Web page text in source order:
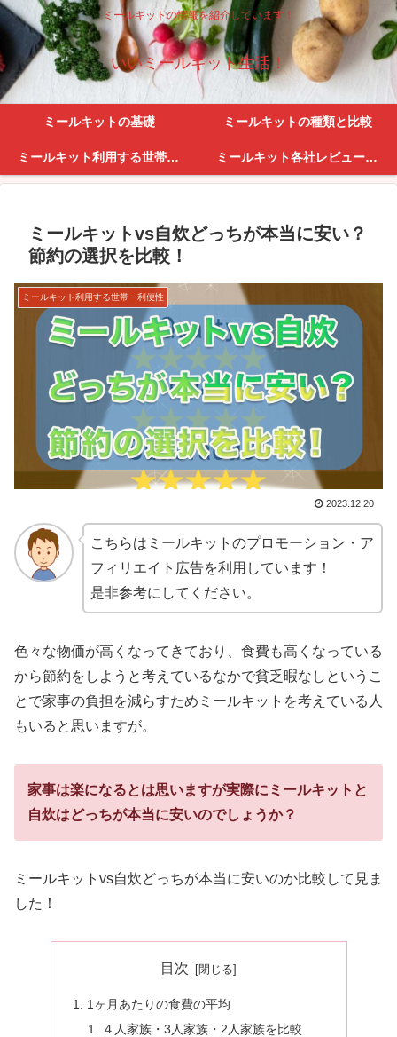
ミールキットの情報を紹介しています！
いいミールキット生活！
ミールキットの基礎 ミールキットの種類と比較
ミールキット利用する世帯・利便性 ミールキット各社レビューとサービス紹介
ミールキットvs自炊どっちが本当に安い？
節約の選択を比較！
ミールキット利用する世帯・利便性
2023.12.20
こちらはミールキットのプロモーション・ア
フィリエイト広告を利用しています！
是非参考にしてください。
色々な物価が高くなってきており、食費も高くなっている
から節約をしようと考えているなかで貧乏暇なしというこ
とで家事の負担を減らすためミールキットを考えている人
もいると思いますが。
家事は楽になるとは思いますが実際にミールキットと
自炊はどっちが本当に安いのでしょうか？
ミールキットvs自炊どっちが本当に安いのか比較して見ま
した！
目次
1ヶ月あたりの食費の平均
４人家族・3人家族・2人家族を比較